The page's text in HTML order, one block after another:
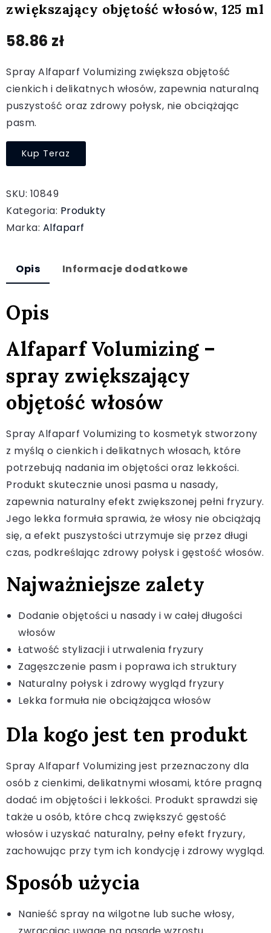
zwiększający objętość włosów, 125 ml
58.86 zł
Spray Alfaparf Volumizing zwiększa objętość
cienkich i delikatnych włosów, zapewnia naturalną
puszystość oraz zdrowy połysk, nie obciążając
pasm.
Kup Teraz
SKU: 10849
Kategoria: Produkty
Marka: Alfaparf
Opis Informacje dodatkowe
Opis
Alfaparf Volumizing –
spray zwiększający
objętość włosów
Spray Alfaparf Volumizing to kosmetyk stworzony
z myślą o cienkich i delikatnych włosach, które
potrzebują nadania im objętości oraz lekkości.
Produkt skutecznie unosi pasma u nasady,
zapewnia naturalny efekt zwiększonej pełni fryzury.
Jego lekka formuła sprawia, że włosy nie obciążają
się, a efekt puszystości utrzymuje się przez długi
czas, podkreślając zdrowy połysk i gęstość włosów.
Najważniejsze zalety
Dodanie objętości u nasady i w całej długości
włosów
Łatwość stylizacji i utrwalenia fryzury
Zagęszczenie pasm i poprawa ich struktury
Naturalny połysk i zdrowy wygląd fryzury
Lekka formuła nie obciążająca włosów
Dla kogo jest ten produkt
Spray Alfaparf Volumizing jest przeznaczony dla
osób z cienkimi, delikatnymi włosami, które pragną
dodać im objętości i lekkości. Produkt sprawdzi się
także u osób, które chcą zwiększyć gęstość
włosów i uzyskać naturalny, pełny efekt fryzury,
zachowując przy tym ich kondycję i zdrowy wygląd.
Sposób użycia
Nanieść spray na wilgotne lub suche włosy,